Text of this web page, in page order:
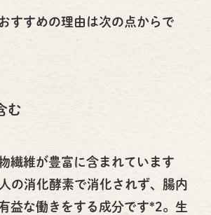
すすめの理由は次の点からで
む
繊維が豊富に含まれています
の消化酵素で消化されず、腸内
益な働きをする成分です*2。生